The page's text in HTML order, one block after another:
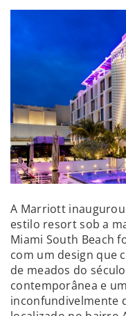
A Marriott
estilo resort sob a
Miami South Beach
com um design que
de meados do
contemporânea e
inconfundivelmente